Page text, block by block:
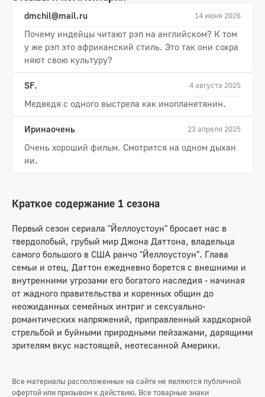
dmchil@mail.ru 14 июня 2026
Почему индейцы читают рэп на английском? К том
у же рэп это африканский стиль. Это так они сохра
няют свою культуру?
SF. 4 августа 2025
Медведя с одного выстрела как инопланетянин.
Иринаочень 23 апреля 2025
Очень хороший фильм. Смотрится на одном дыхан
ии.
Краткое содержание 1 сезона
Первый сезон сериала "Йеллоустоун" бросает нас в
твердолобый, грубый мир Джона Даттона, владельца
самого большого в США ранчо "Йеллоустоун". Глава
семьи и отец, Даттон ежедневно борется с внешними и
внутренними угрозами его богатого наследия - начиная
от жадного правительства и коренных общин до
неожиданных семейных интриг и сексуально-
романтических напряжений, приправленный хардкорной
стрельбой и буйными природными пейзажами, дарящими
зрителям вкус настоящей, неотесанной Америки.
Все материалы расположенные на сайте не являются публичной
офертой или призывом к действию. Все товарные знаки